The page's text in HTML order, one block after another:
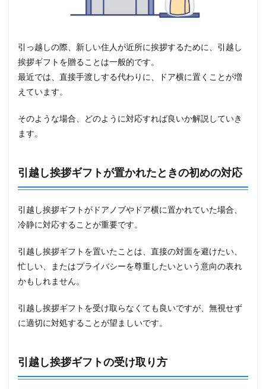
引っ越しの際、新しい住人が近所に挨拶するために、引越し
挨拶ギフトを贈ることは一般的です。
最近では、直接手渡しする代わりに、ドア横に置くことが増
えています。
そのような場合、どのように対応すれば良いか解説していき
ます。
引越し挨拶ギフトが置かれたときの初めの対応
引越し挨拶ギフトがドアノブやドア横に置かれていた場合、
冷静に対応することが重要です。
引越し挨拶ギフトを置いたことは、直接の対面を避けたい、
忙しい、またはプライバシーを尊重したいという意向の表れ
かもしれません。
引越し挨拶ギフトを受け取らなくても良いですが、無視せず
に適切に対処することが望ましいです。
引越し挨拶ギフトの受け取り方